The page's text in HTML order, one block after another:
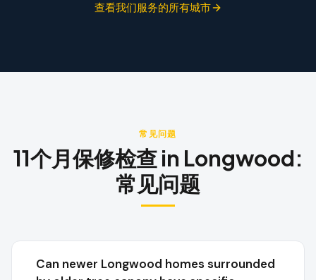
查看我们服务的所有城市
常见问题
11个月保修检查in Longwood:
常见问题
Can newer Longwood homes surrounded